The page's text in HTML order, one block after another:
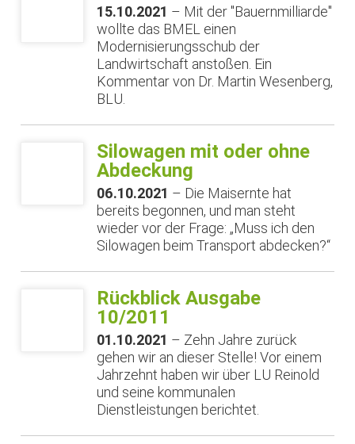
15.10.2021 – Mit der "Bauernmilliarde"
wollte das BMEL einen
Modernisierungsschub der
Landwirtschaft anstoßen. Ein
Kommentar von Dr. Martin Wesenberg,
BLU.
Silowagen mit oder ohne
Abdeckung
06.10.2021 – Die Maisernte hat
bereits begonnen, und man steht
wieder vor der Frage: „Muss ich den
Silowagen beim Transport abdecken?“
Rückblick Ausgabe
10/2011
01.10.2021 – Zehn Jahre zurück
gehen wir an dieser Stelle! Vor einem
Jahrzehnt haben wir über LU Reinold
und seine kommunalen
Dienstleistungen berichtet.